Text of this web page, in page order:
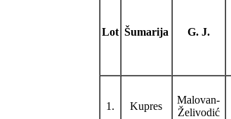
Lot Šumarija G. J.
1. Kupres
Malovan-
Želivodić